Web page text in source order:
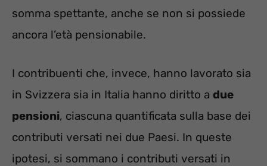
somma spettante, anche se non si possiede
ancora l’età pensionabile.
I contribuenti che, invece, hanno lavorato sia
in Svizzera sia in Italia hanno diritto a due
pensioni, ciascuna quantificata sulla base dei
contributi versati nei due Paesi. In queste
ipotesi, si sommano i contributi versati in